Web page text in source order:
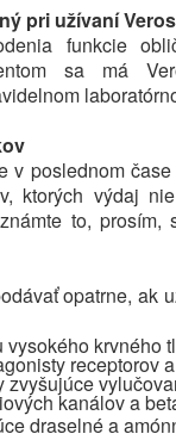
pri užívaní
funkcie
sa má
v poslednom
ktorých výdaj
to, prosím,
opatrne, ak
krvného
receptorov
zvyšujúce
kanálov a
draselné a